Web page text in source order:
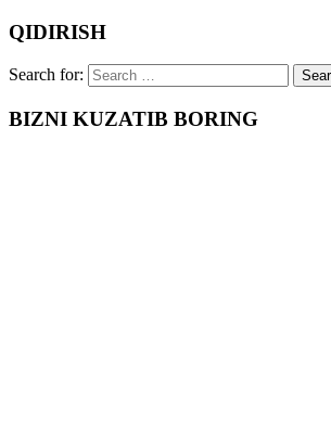
QIDIRISH
Search for:
BIZNI KUZATIB BORING